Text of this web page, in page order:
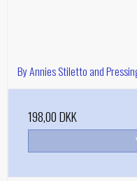
By Annies Stiletto and
198,00 DKK